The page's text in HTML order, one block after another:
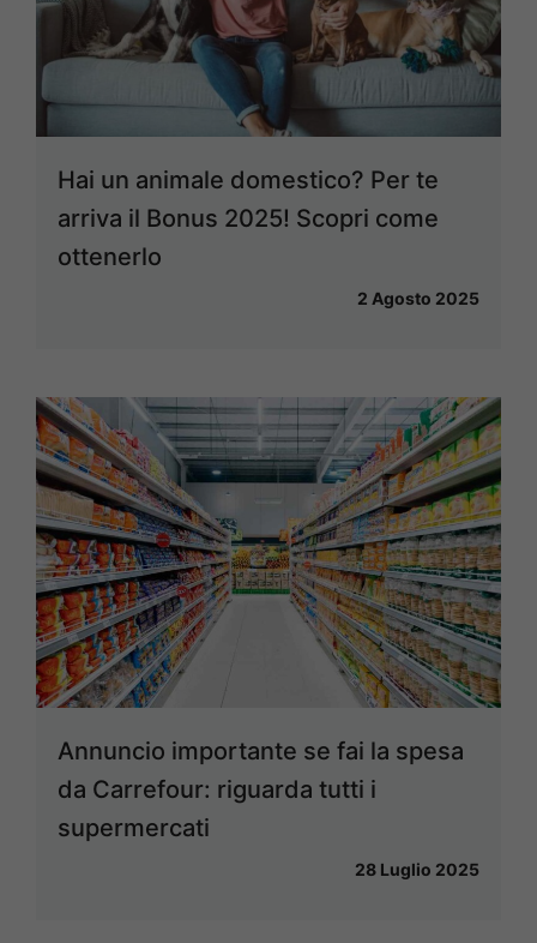
Hai un animale domestico? Per te
arriva il Bonus 2025! Scopri come
ottenerlo
2 Agosto 2025
Annuncio importante se fai la spesa
da Carrefour: riguarda tutti i
supermercati
28 Luglio 2025